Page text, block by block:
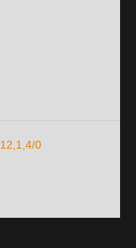
12,1,4/0